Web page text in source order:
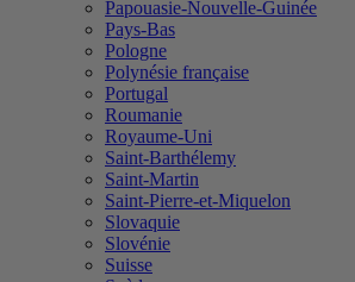
Papouasie-Nouvelle-Guinée
Pays-Bas
Pologne
Polynésie française
Portugal
Roumanie
Royaume-Uni
Saint-Barthélemy
Saint-Martin
Saint-Pierre-et-Miquelon
Slovaquie
Slovénie
Suisse